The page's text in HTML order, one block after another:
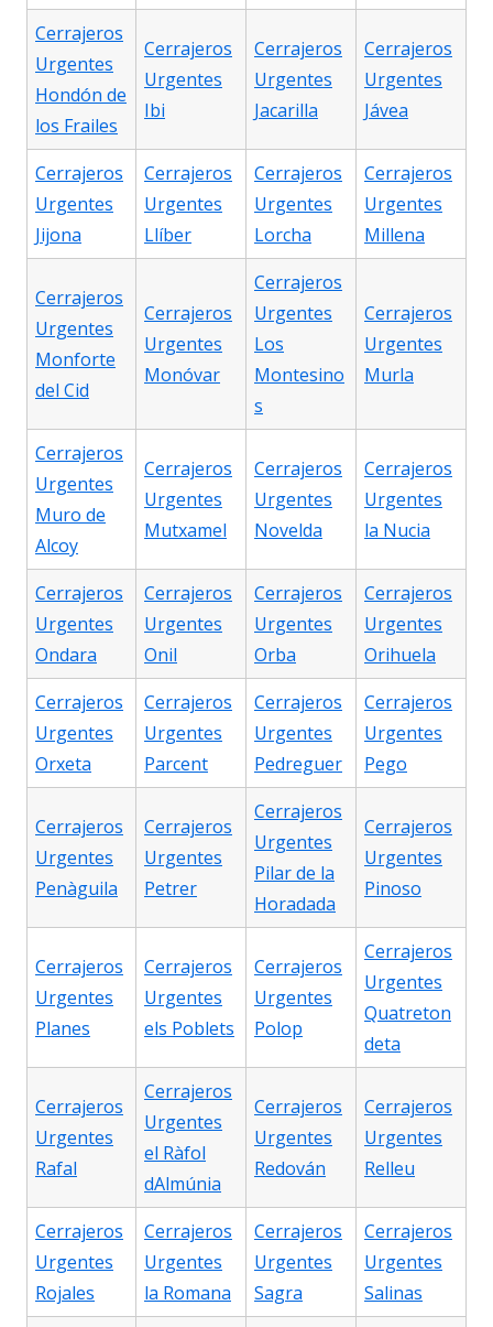
Cerrajeros
Urgentes
Hondón de
los Frailes
Cerrajeros
Urgentes
Ibi
Cerrajeros
Urgentes
Jacarilla
Cerrajeros
Urgentes
Jávea
Cerrajeros
Urgentes
Jijona
Cerrajeros
Urgentes
Llíber
Cerrajeros
Urgentes
Lorcha
Cerrajeros
Urgentes
Millena
Cerrajeros
Urgentes
Monforte
del Cid
Cerrajeros
Urgentes
Monóvar
Cerrajeros
Urgentes
Los
Montesino
s
Cerrajeros
Urgentes
Murla
Cerrajeros
Urgentes
Muro de
Alcoy
Cerrajeros
Urgentes
Mutxamel
Cerrajeros
Urgentes
Novelda
Cerrajeros
Urgentes
la Nucia
Cerrajeros
Urgentes
Ondara
Cerrajeros
Urgentes
Onil
Cerrajeros
Urgentes
Orba
Cerrajeros
Urgentes
Orihuela
Cerrajeros
Urgentes
Orxeta
Cerrajeros
Urgentes
Parcent
Cerrajeros
Urgentes
Pedreguer
Cerrajeros
Urgentes
Pego
Cerrajeros
Urgentes
Penàguila
Cerrajeros
Urgentes
Petrer
Cerrajeros
Urgentes
Pilar de la
Horadada
Cerrajeros
Urgentes
Pinoso
Cerrajeros
Urgentes
Planes
Cerrajeros
Urgentes
els Poblets
Cerrajeros
Urgentes
Polop
Cerrajeros
Urgentes
Quatreton
deta
Cerrajeros
Urgentes
Rafal
Cerrajeros
Urgentes
el Ràfol
dAlmúnia
Cerrajeros
Urgentes
Redován
Cerrajeros
Urgentes
Relleu
Cerrajeros
Urgentes
Rojales
Cerrajeros
Urgentes
la Romana
Cerrajeros
Urgentes
Sagra
Cerrajeros
Urgentes
Salinas